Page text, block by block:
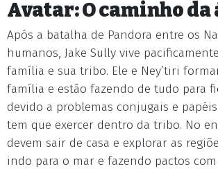
Avatar: O caminho da
Após a batalha de Pandora entre os
humanos, Jake Sully vive
família e sua tribo. Ele e Ney’tiri
família e estão fazendo de tudo para
devido a problemas conjugais e
tem que exercer dentro da tribo. No
devem sair de casa e explorar as
indo para o mar e fazendo pactos com